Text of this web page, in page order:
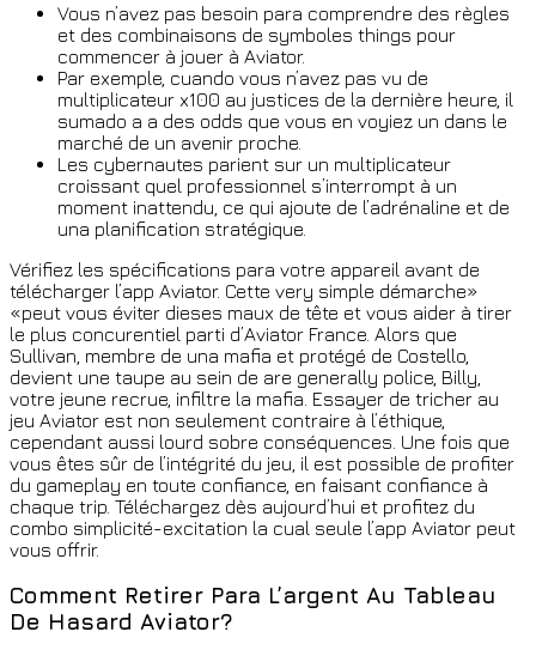
Vous n’avez pas besoin para comprendre des règles
et des combinaisons de symboles things pour
commencer à jouer à Aviator.
Par exemple, cuando vous n’avez pas vu de
multiplicateur x100 au justices de la dernière heure, il
sumado a a des odds que vous en voyiez un dans le
marché de un avenir proche.
Les cybernautes parient sur un multiplicateur
croissant quel professionnel s’interrompt à un
moment inattendu, ce qui ajoute de l’adrénaline et de
una planification stratégique.
Vérifiez les spécifications para votre appareil avant de
télécharger l’app Aviator. Cette very simple démarche»
«peut vous éviter dieses maux de tête et vous aider à tirer
le plus concurentiel parti d’Aviator France. Alors que
Sullivan, membre de una mafia et protégé de Costello,
devient une taupe au sein de are generally police, Billy,
votre jeune recrue, infiltre la mafia. Essayer de tricher au
jeu Aviator est non seulement contraire à l’éthique,
cependant aussi lourd sobre conséquences. Une fois que
vous êtes sûr de l’intégrité du jeu, il est possible de profiter
du gameplay en toute confiance, en faisant confiance à
chaque trip. Téléchargez dès aujourd’hui et profitez du
combo simplicité-excitation la cual seule l’app Aviator peut
vous offrir.
Comment Retirer Para L’argent Au Tableau
De Hasard Aviator?